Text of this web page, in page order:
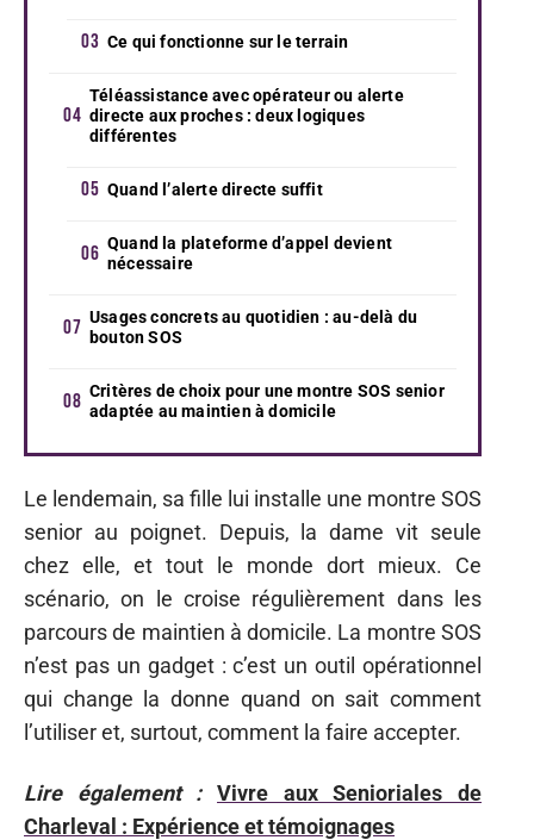
Ce qui fonctionne sur le terrain
Téléassistance avec opérateur ou alerte
directe aux proches : deux logiques
différentes
Quand l’alerte directe suffit
Quand la plateforme d’appel devient
nécessaire
Usages concrets au quotidien : au-delà du
bouton SOS
Critères de choix pour une montre SOS senior
adaptée au maintien à domicile
Le lendemain, sa fille lui installe une montre SOS
senior au poignet. Depuis, la dame vit seule
chez elle, et tout le monde dort mieux. Ce
scénario, on le croise régulièrement dans les
parcours de maintien à domicile. La montre SOS
n’est pas un gadget : c’est un outil opérationnel
qui change la donne quand on sait comment
l’utiliser et, surtout, comment la faire accepter.
Lire également :
Vivre aux Senioriales de
Charleval : Expérience et témoignages